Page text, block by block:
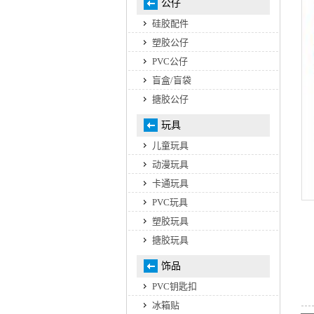
公仔
硅胶配件
塑胶公仔
PVC公仔
盲盒/盲袋
搪胶公仔
玩具
儿童玩具
动漫玩具
卡通玩具
PVC玩具
塑胶玩具
搪胶玩具
饰品
PVC钥匙扣
冰箱贴